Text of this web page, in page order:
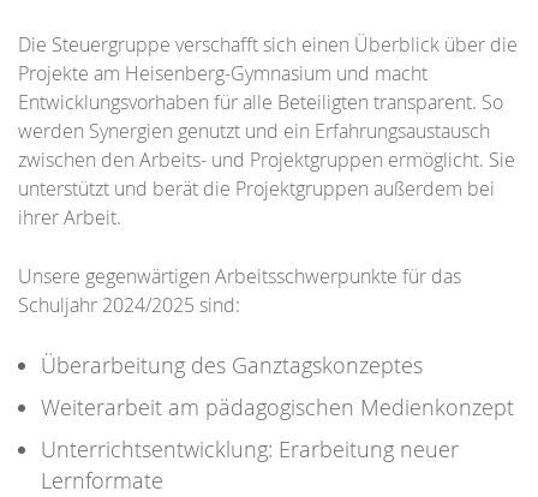
Die Steuergruppe verschafft sich einen Überblick über die
Projekte am Heisenberg-Gymnasium und macht
Entwicklungsvorhaben für alle Beteiligten transparent. So
werden Synergien genutzt und ein Erfahrungsaustausch
zwischen den Arbeits- und Projektgruppen ermöglicht. Sie
unterstützt und berät die Projektgruppen außerdem bei
ihrer Arbeit.
Unsere gegenwärtigen Arbeitsschwerpunkte für das
Schuljahr 2024/2025 sind:
Überarbeitung des Ganztagskonzeptes
Weiterarbeit am pädagogischen Medienkonzept
Unterrichtsentwicklung: Erarbeitung neuer
Lernformate